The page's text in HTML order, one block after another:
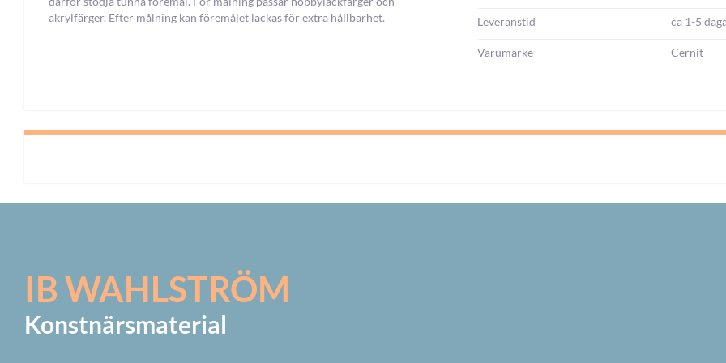
akrylfärger. Efter målning kan föremålet lackas för extra hållbarhet.
Leveranstid ca 1-5
Varumärke Cernit
IB WAHLSTRÖM
Konstnärsmaterial